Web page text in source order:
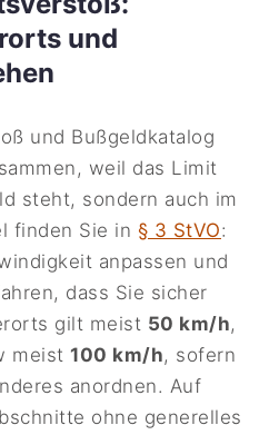
und
und Bußgeldkatalog
weil das Limit
steht, sondern auch im
finden Sie in § 3 StVO:
anpassen und
dass Sie sicher
gilt meist 50 km/h,
meist100 km/h, sofern
anordnen. Auf
ohne generelles